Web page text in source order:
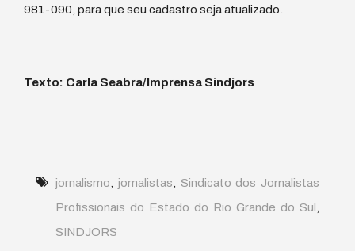
981-090, para que seu cadastro seja atualizado.
Texto: Carla Seabra/Imprensa Sindjors
jornalismo jornalistas
Sindicato dos Jornalistas
Profissionais do Estado do Rio Grande do Sul
SINDJORS